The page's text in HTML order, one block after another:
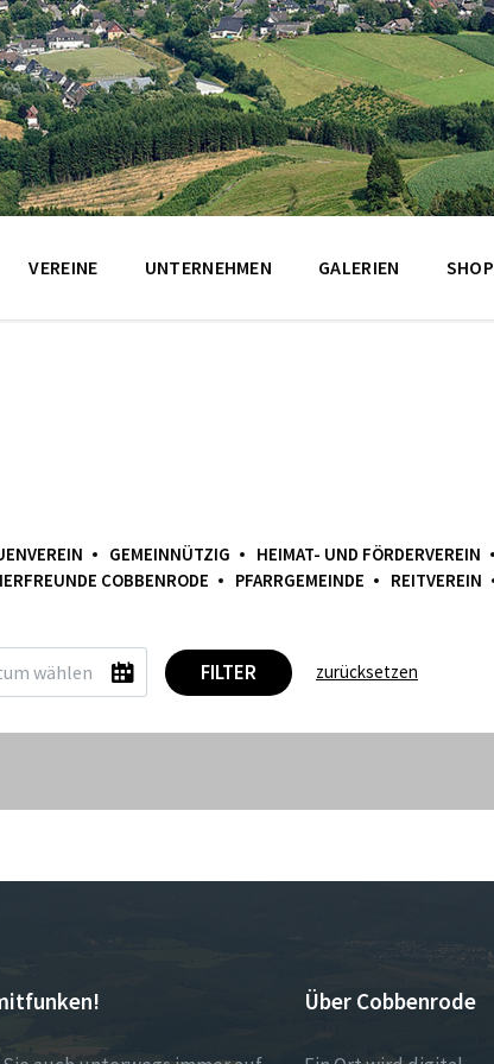
VEREINE UNTERNEHMEN GALERIEN SHOP
GEMEINNÜTZIG HEIMAT- UND FÖRDERVEREIN
COBBENRODE PFARRGEMEINDE REITVEREIN
FILTER zurücksetzen
Über Cobbenrode